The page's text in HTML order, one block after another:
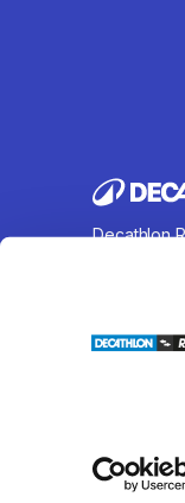
Decathlon
wynajem